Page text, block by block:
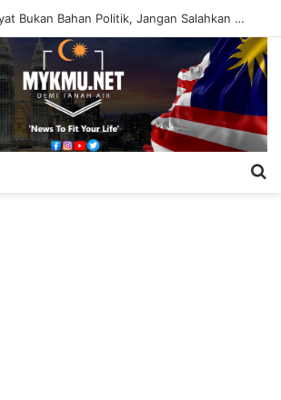
Kesihatan Rakyat Bukan Bahan Politik, Jangan Salahkan Onn Hafiz – Haslinda Salleh